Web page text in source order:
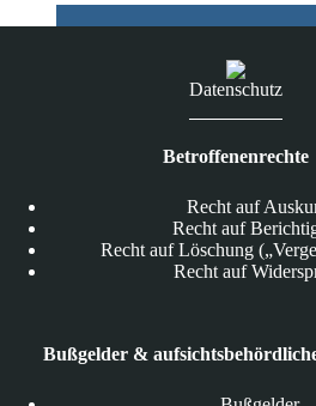
Datenschutz
Betroffenenrechte
Recht auf
Recht auf
Recht auf Löschung
Recht auf
Bußgelder &